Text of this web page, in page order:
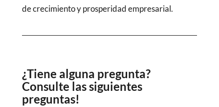
de crecimiento y prosperidad empresarial.
¿Tiene alguna pregunta?
Consulte las siguientes
preguntas!